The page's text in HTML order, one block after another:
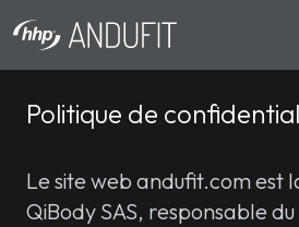
Politique de
Le site web andufit.com est
QiBody SAS, responsable